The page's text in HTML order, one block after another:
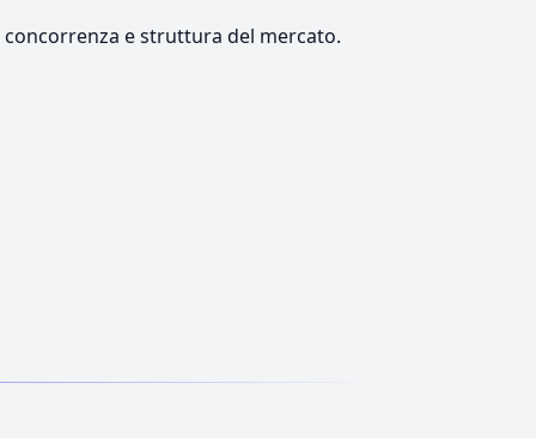
e struttura del mercato.